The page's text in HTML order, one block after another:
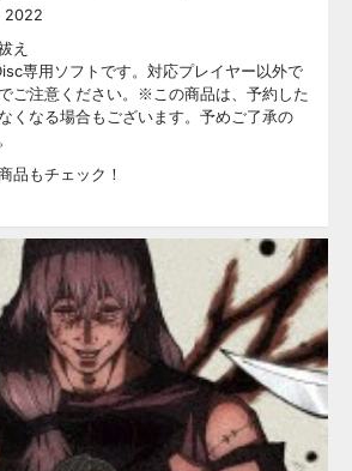
2022
え
専用ソフトです。対応プレイヤー以外で
ご注意ください。※この商品は、予約した
くなる場合もございます。予めご了承の
品もチェック！